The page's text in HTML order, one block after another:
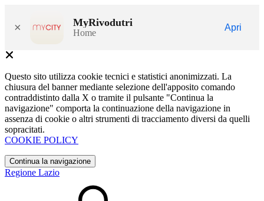
× MyRivodutri
Home
Apri
Questo sito utilizza cookie tecnici e statistici anonimizzati. La
chiusura del banner mediante selezione dell'apposito comando
contraddistinto dalla X o tramite il pulsante "Continua la
navigazione" comporta la continuazione della navigazione in
assenza di cookie o altri strumenti di tracciamento diversi da quelli
sopracitati.
COOKIE POLICY
Continua la navigazione
Regione Lazio